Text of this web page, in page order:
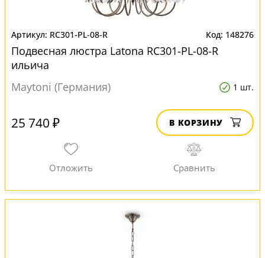
RC301-PL-08-R 148276
Подвесная люстра Latona RC301-PL-08-R
ильича
Maytoni (Германия)
1 шт.
25 740 ₽ В КОРЗИНУ